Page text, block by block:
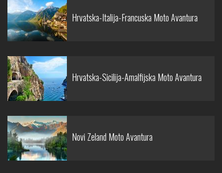
Hrvatska-Italija-Francuska Moto Avantura
Hrvatska-Sicilija-Amalfijska Moto Avantura
Novi Zeland Moto Avantura